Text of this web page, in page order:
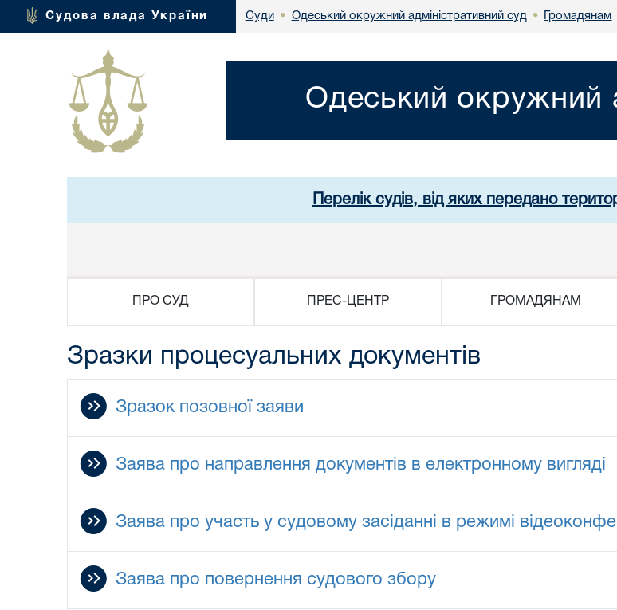
Судова влада України Суди • Одеський окружний адміністративний суд • Громадянам
Одеський окружний
Перелік судів, від яких передано
ПРО СУД ПРЕС-ЦЕНТР ГРОМАДЯНАМ
Зразки процесуальних документів
Зразок позовної заяви
Заява про направлення документів в електронному вигляді
Заява про участь у судовому засіданні в режимі
Заява про повернення судового збору